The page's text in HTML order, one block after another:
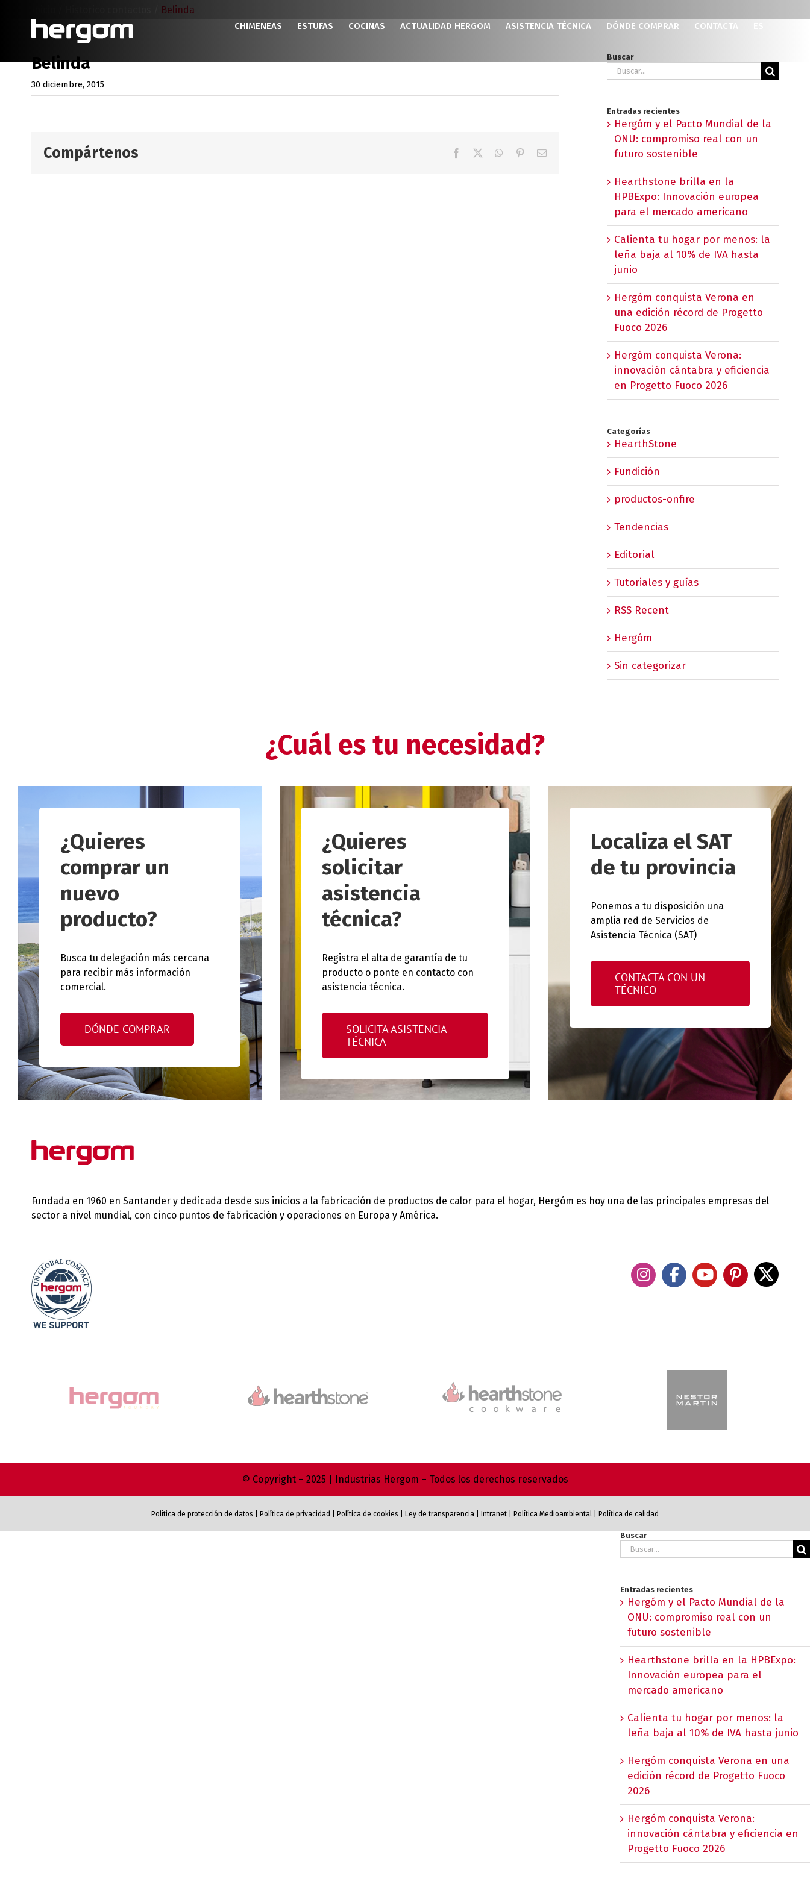
contenido
CHIMENEAS ESTUFAS COCINAS ACTUALIDAD HERGOM ASISTENCIA TÉCNICA DÓNDE COMPRAR CONTACTA
Belinda
Belinda
30 diciembre, 2015
Compártenos Facebook WhatsApp
PinterestCorreo
Buscar
Buscar:
Entradas recientes
Hergóm y el Pacto Mundial de la
ONU: compromiso real con un
futuro sostenible
Hearthstone brilla en la
HPBExpo: Innovación europea
para el mercado americano
Calienta tu hogar por menos: la
leña baja al 10% de IVA hasta
junio
Hergóm conquista Verona en
una edición récord de Progetto
Fuoco 2026
Hergóm conquista Verona:
innovación cántabra y eficiencia
en Progetto Fuoco 2026
Categorías
HearthStone
Fundición
productos-onfire
Tendencias
Editorial
Tutoriales y guías
RSS Recent
Hergóm
Sin categorizar
¿Cuál es tu necesidad?
¿Quieres
comprar un
nuevo
producto?
Busca tu delegación más cercana
para recibir más información
comercial.
DÓNDE COMPRAR
¿Quieres
solicitar
asistencia
técnica?
Registra el alta de garantía de tu
producto o ponte en contacto con
asistencia técnica.
SOLICITA ASISTENCIA
TÉCNICA
Localiza el SAT
de tu provincia
Ponemos a tu disposición una
amplia red de Servicios de
Asistencia Técnica (SAT)
CONTACTA CON UN
TÉCNICO
Fundada en 1960 en Santander y dedicada desde sus inicios a la fabricación de productos de calor para el hogar, Hergóm es hoy una de las principales empresas del
sector a nivel mundial, con cinco puntos de fabricación y operaciones en Europa y América.
© Copyright – 2025 | Industrias Hergom – Todos los derechos reservados
Política de protección de datos Política de privacidad Política de cookies Ley de transparencia Intranet Política Medioambiental Política de calidad
Buscar
Buscar:
Entradas recientes
Hergóm y el Pacto Mundial de la
ONU: compromiso real con un
futuro sostenible
Hearthstone brilla en la HPBExpo:
Innovación europea para el
mercado americano
Calienta tu hogar por menos: la
leña baja al 10% de IVA hasta junio
Hergóm conquista Verona en una
edición récord de Progetto Fuoco
2026
Hergóm conquista Verona:
innovación cántabra y eficiencia en
Progetto Fuoco 2026